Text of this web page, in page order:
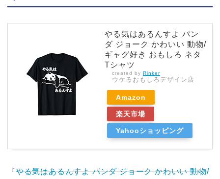
やる気はあるんすよ パン
ダ ジョーク かわいい 動物/
ギャグ好き おもしろ ネタ
Tシャツ
created by Rinker
ウケるおもしろデザイン店
Amazon
楽天市場
Yahooショッピング
『やる気はあるんすよ パンダ ジョーク かわいい 動物/